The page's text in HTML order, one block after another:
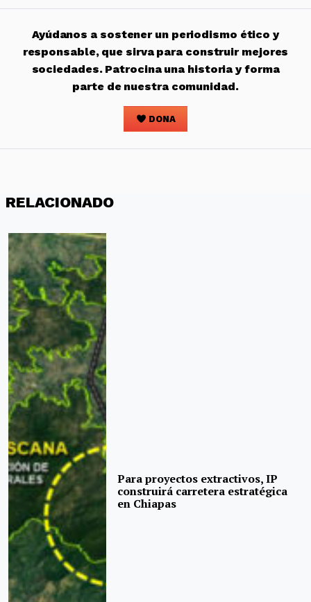
Ayúdanos a sostener un periodismo ético y
responsable, que sirva para construir mejores
sociedades. Patrocina una historia y forma
parte de nuestra comunidad.
DONA
RELACIONADO
Para proyectos extractivos, IP
construirá carretera estratégica
en Chiapas